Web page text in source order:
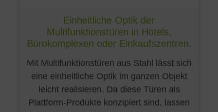
Einheitliche Optik der
Multifunktionstüren in Hotels,
Bürokomplexen oder Einkaufszentren.
Mit Multifunktionstüren aus Stahl lässt sich
eine einheitliche Optik im ganzen Objekt
leicht realisieren. Da diese Türen als
Plattform-Produkte konzipiert sind, lassen